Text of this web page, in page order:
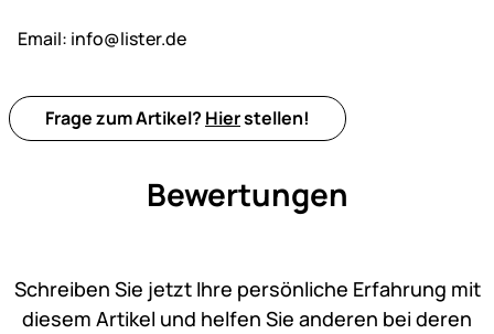
Email: info@lister.de
Frage zum Artikel? Hierstellen!
Bewertungen
Schreiben Sie jetzt Ihre persönliche Erfahrung mit
diesem Artikel und helfen Sie anderen bei deren